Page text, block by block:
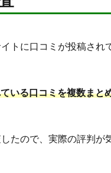
トに口コミが投稿され
いる口コミを複数まと
たので、実際の評判が